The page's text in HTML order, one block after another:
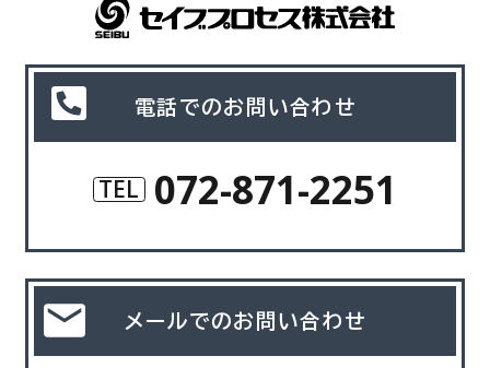
電話でのお問い合わせ
TEL 072-871-2251
メールでのお問い合わせ